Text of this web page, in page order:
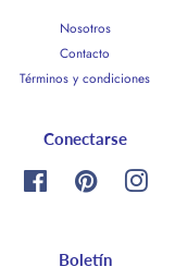
Nosotros
Contacto
Términos y condiciones
Conectarse
FacebookPinterest
Boletín